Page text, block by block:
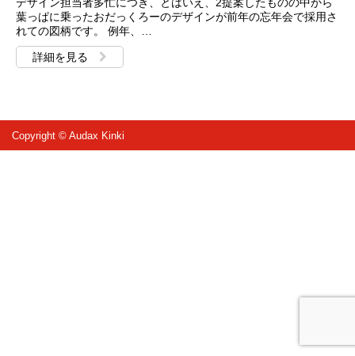
葉っぱに乗ったおだっくろーのデザインが前年の忘年会で採用さ
れての図柄です。 例年、…
詳細を見る
Copyright © Audax Kinki